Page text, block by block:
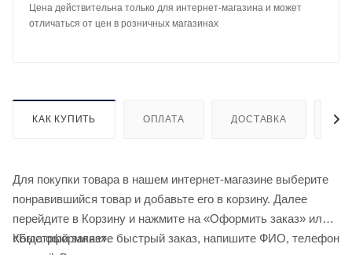
Цена действительна только для интернет-магазина и может
отличаться от цен в розничных магазинах
КАК КУПИТЬ ОПЛАТА ДОСТАВКА
Для покупки товара в нашем интернет-магазине выберите
понравившийся товар и добавьте его в корзину. Далее
перейдите в Корзину и нажмите на «Оформить заказ» или
«Быстрый заказ».
Когда оформляете быстрый заказ, напишите ФИО, телефон